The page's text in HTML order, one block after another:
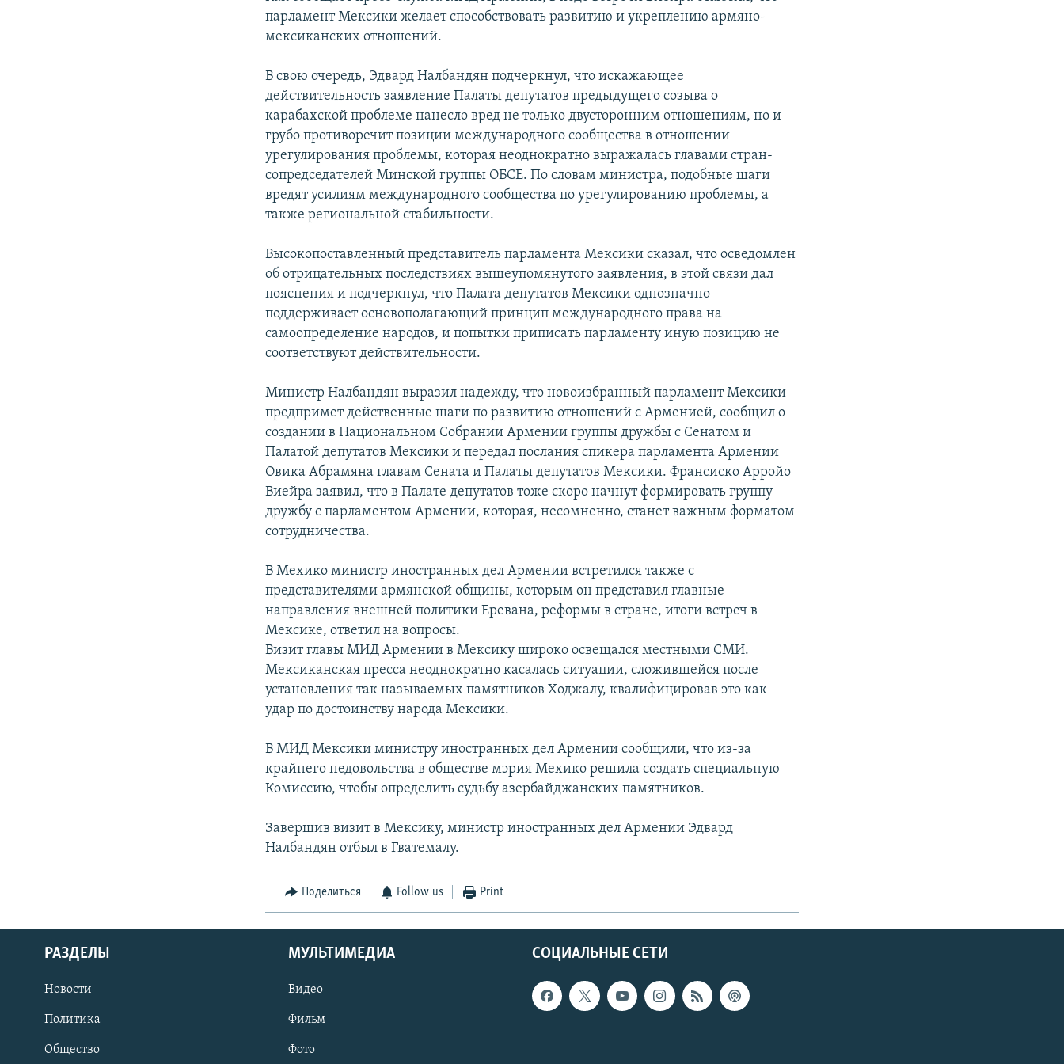
парламент Мексики желает способствовать развитию и укреплению армяно-
мексиканских отношений.
В свою очередь, Эдвард Налбандян подчеркнул, что искажающее
действительность заявление Палаты депутатов предыдущего созыва о
карабахской проблеме нанесло вред не только двусторонним отношениям, но и
грубо противоречит позиции международного сообщества в отношении
урегулирования проблемы, которая неоднократно выражалась главами стран-
сопредседателей Минской группы ОБСЕ. По словам министра, подобные шаги
вредят усилиям международного сообщества по урегулированию проблемы, а
также региональной стабильности.
Высокопоставленный представитель парламента Мексики сказал, что осведомлен
об отрицательных последствиях вышеупомянутого заявления, в этой связи дал
пояснения и подчеркнул, что Палата депутатов Мексики однозначно
поддерживает основополагающий принцип международного права на
самоопределение народов, и попытки приписать парламенту иную позицию не
соответствуют действительности.
Министр Налбандян выразил надежду, что новоизбранный парламент Мексики
предпримет действенные шаги по развитию отношений с Арменией, сообщил о
создании в Национальном Собрании Армении группы дружбы с Сенатом и
Палатой депутатов Мексики и передал послания спикера парламента Армении
Овика Абрамяна главам Сената и Палаты депутатов Мексики. Франсиско Арройо
Виейра заявил, что в Палате депутатов тоже скоро начнут формировать группу
дружбу с парламентом Армении, которая, несомненно, станет важным форматом
сотрудничества.
В Мехико министр иностранных дел Армении встретился также с
представителями армянской общины, которым он представил главные
направления внешней политики Еревана, реформы в стране, итоги встреч в
Мексике, ответил на вопросы.
Визит главы МИД Армении в Мексику широко освещался местными СМИ.
Мексиканская пресса неоднократно касалась ситуации, сложившейся после
установления так называемых памятников Ходжалу, квалифицировав это как
удар по достоинству народа Мексики.
В МИД Мексики министру иностранных дел Армении сообщили, что из-за
крайнего недовольства в обществе мэрия Мехико решила создать специальную
Комиссию, чтобы определить судьбу азербайджанских памятников.
Завершив визит в Мексику, министр иностранных дел Армении Эдвард
Налбандян отбыл в Гватемалу.
Поделиться Follow us Print
СОЦИАЛЬНЫЕ СЕТИ
РАЗДЕЛЫ
Новости
Политика
Общество
МУЛЬТИМЕДИА
Видео
Фильм
Фото